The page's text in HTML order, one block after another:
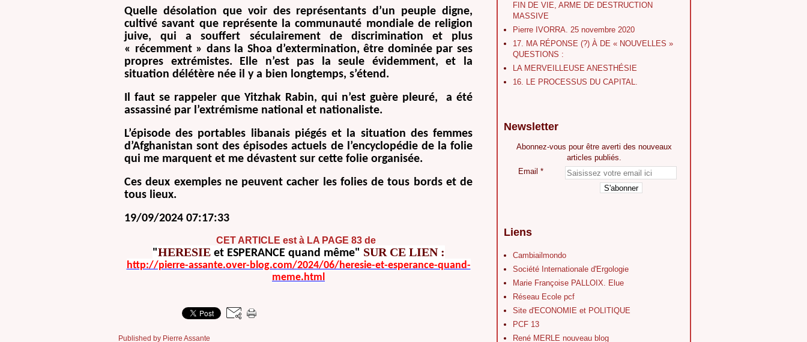
Quelle désolation que voir des représentants d’un peuple digne,
cultivé savant que représente la communauté mondiale de religion
juive, qui a souffert séculairement de discrimination et plus
« récemment » dans la Shoa d’extermination, être dominée par ses
propres extrémistes. Elle n’est pas la seule évidemment, et la
situation délétère née il y a bien longtemps, s’étend.
Il faut se rappeler que Yitzhak Rabin, qui n’est guère pleuré, a été
assassiné par l’extrémisme national et nationaliste.
L’épisode des portables libanais piégés et la situation des femmes
d’Afghanistan sont des épisodes actuels de l’encyclopédie de la folie
qui me marquent et me dévastent sur cette folie organisée.
Ces deux exemples ne peuvent cacher les folies de tous bords et de
tous lieux.
19/09/2024 07:17:33
CET ARTICLE est à LA PAGE 83 de
"HERESIE etESPERANCE quand même" SUR CE LIEN :
http://pierre-assante.over-blog.com/2024/06/heresie-et-esperance-quand-
meme.html
Published by Pierre Assante
FIN DE VIE, ARME DE DESTRUCTION
MASSIVE
Pierre IVORRA. 25 novembre 2020
17. MA RÉPONSE (?) À DE « NOUVELLES »
QUESTIONS :
LA MERVEILLEUSE ANESTHÉSIE
16. LE PROCESSUS DU CAPITAL.
Newsletter
Abonnez-vous pour être averti des nouveaux
articles publiés.
Email
Liens
Cambiailmondo
Société Internationale d'Ergologie
Marie Françoise PALLOIX. Elue
Réseau Ecole pcf
Site d'ECONOMIE et POLITIQUE
PCF 13
René MERLE nouveau blog